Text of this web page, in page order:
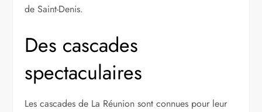
de Saint-Denis.
Des cascades
spectaculaires
Les cascades de La Réunion sont connues pour leur